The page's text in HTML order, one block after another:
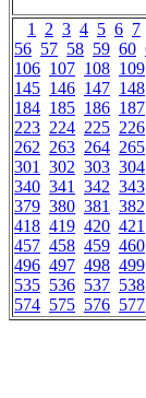
1 2 3 4 5 6 7
56 57 58 59 60
106 107 108 109
145 146 147 148
184 185 186 187
223 224 225 226
262 263 264 265
301 302 303 304
340 341 342 343
379 380 381 382
418 419 420 421
457 458 459 460
496 497 498 499
535 536 537 538
574 575 576 577